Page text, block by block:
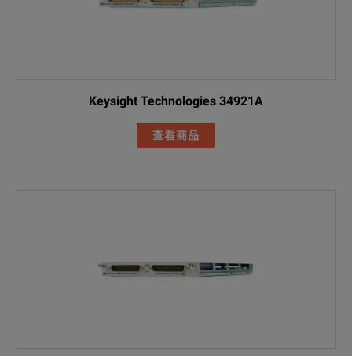
Keysight Technologies 34921A
查看商品